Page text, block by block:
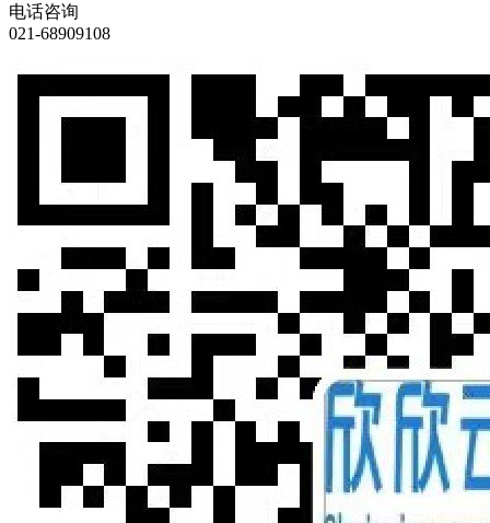
电话咨询
021-68909108